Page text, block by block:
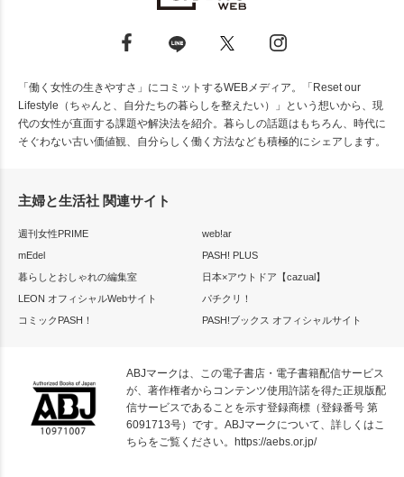
「働く女性の生きやすさ」にコミットするWEBメディア。「Reset our
Lifestyle（ちゃんと、自分たちの暮らしを整えたい）」という想いから、現
代の女性が直面する課題や解決法を紹介。暮らしの話題はもちろん、時代に
そぐわない古い価値観、自分らしく働く方法なども積極的にシェアします。
主婦と生活社 関連サイト
週刊女性PRIME
web!ar
mEdel
PASH! PLUS
暮らしとおしゃれの編集室
日本×アウトドア【cazual】
LEON オフィシャルWebサイト
パチクリ！
コミックPASH！
PASH!ブックス オフィシャルサイト
ABJマークは、この電子書店・電子書籍配信サービス
が、著作権者からコンテンツ使用許諾を得た正規版配
信サービスであることを示す登録商標（登録番号 第
6091713号）です。ABJマークについて、詳しくはこ
ちらをご覧ください。
https://aebs.or.jp/